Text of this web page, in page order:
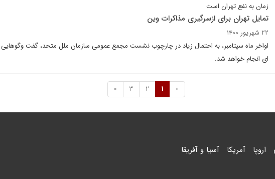
زمان به نفع تهران است
تمایل تهران برای ازسرگیری مذاکرات وین
۲۲ شهریور ۱۴۰۰
اواخر ماه سپتامبر، به احتمال زیاد در چارچوب نشست مجمع عمومی سازمان ملل متحد، گفت
ای انجام خواهد شد.
«
1
2
3
»
اروپا آمریکا آسیا و آفریقا